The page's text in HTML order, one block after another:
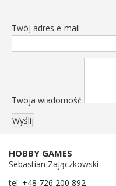
Twój adres e-mail
Twoja wiadomość
HOBBY GAMES
Sebastian Zajączkowski
tel. +48 726 200 892